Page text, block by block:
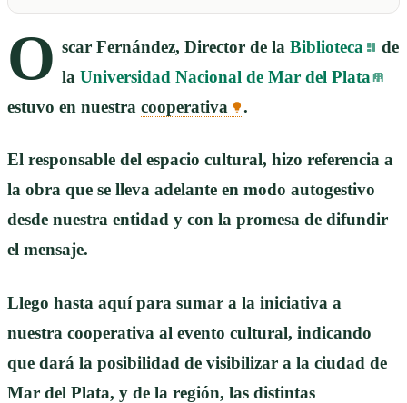
O scar Fernández, Director de la Biblioteca
de
la Universidad Nacional de Mar del Plata
estuvo en nuestra cooperativa .
El responsable del espacio cultural, hizo referencia a
la obra que se lleva adelante en modo autogestivo
desde nuestra entidad y con la promesa de difundir
el mensaje.
Llego hasta aquí para sumar a la iniciativa a
nuestra cooperativa al evento cultural, indicando
que dará la posibilidad de visibilizar a la ciudad de
Mar del Plata, y de la región, las distintas